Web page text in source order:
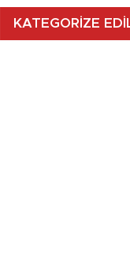
KATEGORİZE